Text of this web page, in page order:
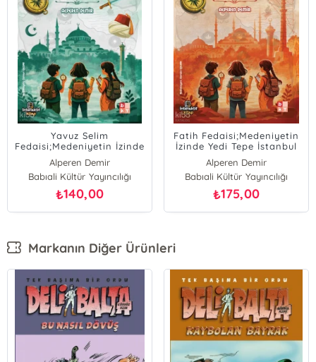
Yavuz Selim
Fedaisi;Medeniyetin İzinde
Yedi Tepe İstanbul
Fedaileri
Alperen Demir
Babıali Kültür Yayıncılığı
₺140,00
Fatih Fedaisi;Medeniyetin
İzinde Yedi Tepe İstanbul
Alperen Demir
Babıali Kültür Yayıncılığı
₺175,00
Markanın Diğer Ürünleri